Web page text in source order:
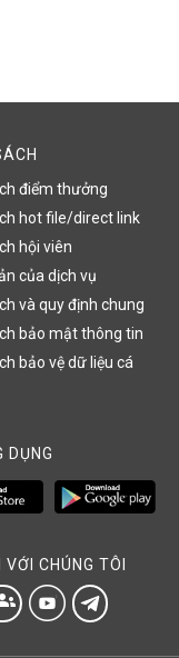
điểm thưởng
hot file/direct link
hội viên
của dịch vụ
và quy định chung
bảo mật thông tin
bảo vệ dữ liệu cá
DỤNG
VỚI CHÚNG TÔI